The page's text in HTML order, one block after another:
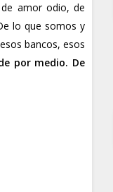
amor odio, de
lo que somos y
bancos, esos
por medio. De